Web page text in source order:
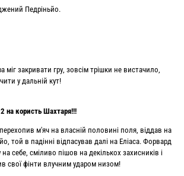
Педріньйо.
міг закривати гру, зовсім трішки не вистачило,
у дальній кут!
на користь Шахтаря!!!
м'яч на власній половині поля, віддав на
той в падінні відпасував далі на Еліаса. Форвард
на себе, сміливо пішов на декількох захисників і
свої фінти влучним ударом низом!